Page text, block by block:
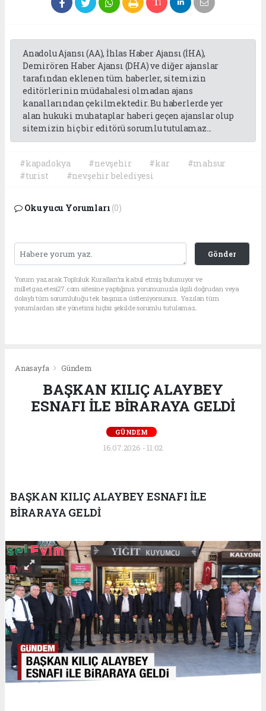
Anadolu Ajansı (AA), İhlas Haber Ajansı (İHA),
Demirören Haber Ajansı (DHA) ve diğer ajanslar
tarafından eklenen tüm haberler, sitemizin
editörlerinin müdahalesi olmadan ajans
kanallarından çekilmektedir. Bu haberlerde yer
alan hukuki muhataplar haberi geçen ajanslar olup
sitemizin hiç bir editörü sorumlu tutulamaz...
#kapadokya #nevşehir #kar
#mahsur
#turist
#nevşehir belediyesi
Okuyucu Yorumları (0)
Gönder
Yorum yazarak Topluluk Kuralları’nı kabul etmiş bulunuyor ve
milletgazetesi27.com sitesine yaptığınız yorumunuzla ilgili doğrudan veya
dolaylı tüm sorumluluğu tek başınıza üstleniyorsunuz. Yazılan tüm
yorumlardan site yönetimi hiçbir şekilde sorumlu tutulamaz.
Anasayfa Gündem
BAŞKAN KILIÇ ALAYBEY
ESNAFI İLE BİRARAYA GELDİ
GÜNDEM
16.07.2026 - 11:02
BAŞKAN KILIÇ ALAYBEY ESNAFI İLE
BİRARAYA GELDİ